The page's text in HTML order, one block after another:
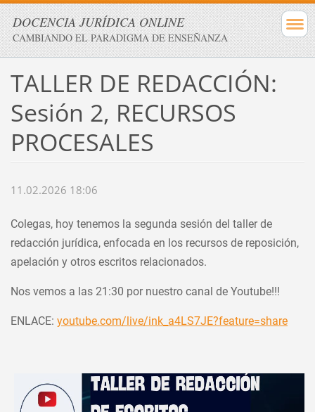
DOCENCIA JURÍDICA ONLINE
CAMBIANDO EL PARADIGMA DE ENSEÑANZA
TALLER DE REDACCIÓN:
Sesión 2, RECURSOS
PROCESALES
11.02.2026 18:06
Colegas, hoy tenemos la segunda sesión del taller de
redacción jurídica, enfocada en los recursos de reposición,
apelación y otros escritos relacionados.
Nos vemos a las 21:30 por nuestro canal de Youtube!!!
ENLACE: youtube.com/live/ink_a4LS7JE?feature=share